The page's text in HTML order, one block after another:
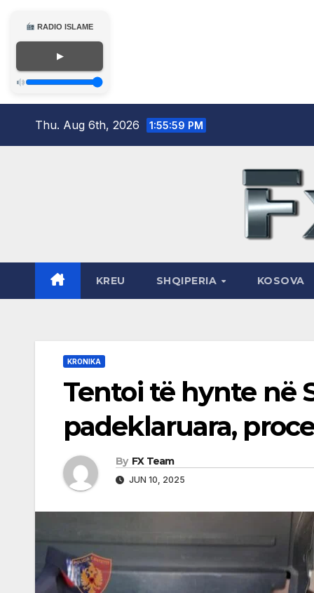
RADIO ISLAME
▶
Thu. Aug 6th, 2026 1:56:00 PM
KREU SHQIPERIA KOSOVA
KRONIKA
Tentoi të hynte në
padeklaruara,
By FX Team
JUN 10, 2025